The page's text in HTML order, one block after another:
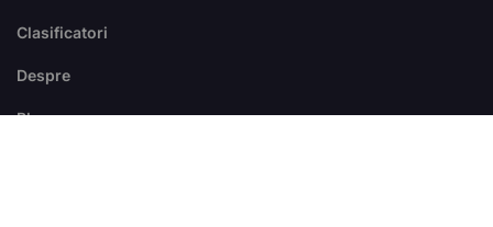
Clasificatori
Despre
Blog